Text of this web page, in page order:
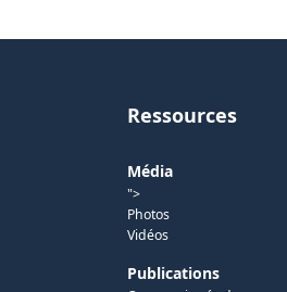
Ressources
Média
">
Photos
Vidéos
Publications